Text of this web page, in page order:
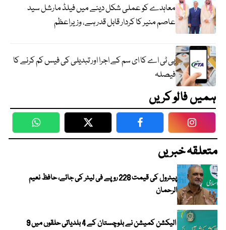
معاہدے کو عملی شکل دینے میں فیلڈ مارشل سید
عاصم منیر کا کردار قابل قدر ہے، وزیراعظم
پی ٹی اے کا ای سم کے اجرا اور تبدیلی کی فیس کم کرنے کا
فیصلہ
ہمیں فالو کریں
WhatsApp Twitter Facebook
متعلقہ خبریں
پیٹرول کی قیمت 228 روپے فی لیٹر کی جائے، حافظ نعیم
الرحمان
الیکشن کمیشن نے بلوچستان کے 4 بلدیاتی حلقوں میں 9